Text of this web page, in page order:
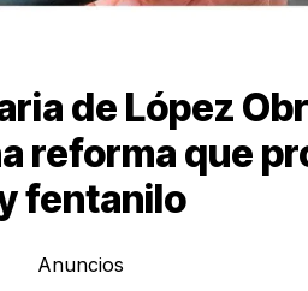
de López
reforma que
fentanilo
Anuncios